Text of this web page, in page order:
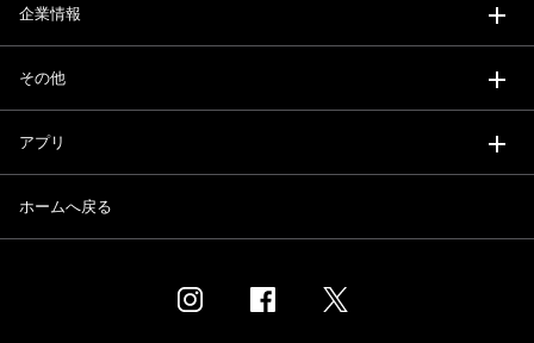
企業情報
その他
アプリ
ホームへ戻る